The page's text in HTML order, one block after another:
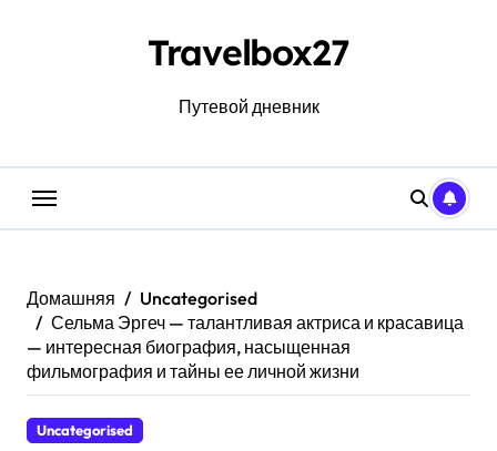
Travelbox27
Путевой дневник
Домашняя
Uncategorised
Сельма Эргеч — талантливая актриса и красавица
— интересная биография, насыщенная
фильмография и тайны ее личной жизни
Uncategorised